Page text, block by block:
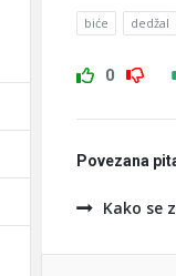
biće dedžal
0
Povezana
Kako se